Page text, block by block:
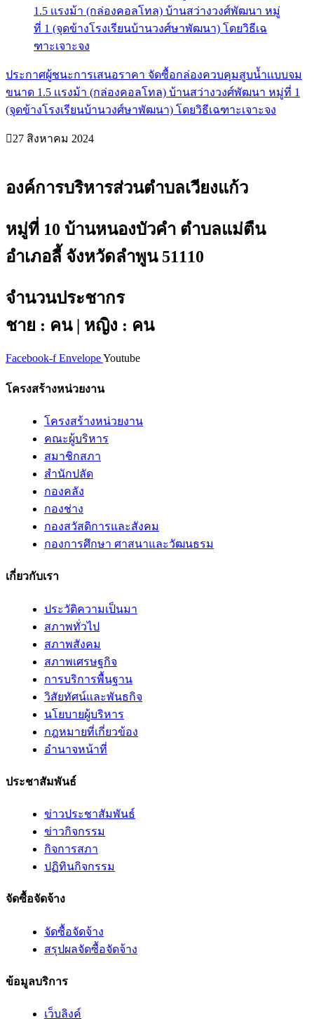
ประกาศผู้ชนะการเสนอราคา จัดซื้อกล่องควบคุมสูบน้ำเเบบจม
ขนาด 1.5 เเรงม้า (กล่องคอลโทล) บ้านสว่างวงศ์พัฒนา หมู่ที่ 1
(จุดข้างโรงเรียนบ้านวงศ์ษาพัฒนา) โดยวิธีเฉฑาะเจาะจง
27 สิงหาคม 2024
องค์การบริหารส่วนตำบลเวียงแก้ว
หมู่ที่ 10 บ้านหนองบัวคำ ตำบลแม่ตืน
อำเภอลี้ จังหวัดลำพูน 51110
จำนวนประชากร
ชาย : คน | หญิง : คน
Facebook-f EnvelopeYoutube
โครงสร้างหน่วยงาน
โครงสร้างหน่วยงาน
คณะผู้บริหาร
สมาชิกสภา
สำนักปลัด
กองคลัง
กองช่าง
กองสวัสดิการและสังคม
กองการศึกษา ศาสนาและวัฒนธรม
เกี่ยวกับเรา
ประวัติความเป็นมา
สภาพทั่วไป
สภาพสังคม
สภาพเศรษฐกิจ
การบริการพื้นฐาน
วิสัยทัศน์และพันธกิจ
นโยบายผู้บริหาร
กฎหมายที่เกี่ยวข้อง
อํานาจหน้าที่
ประชาสัมพันธ์
ข่าวประชาสัมพันธ์
ข่าวกิจกรรม
กิจการสภา
ปฏิทินกิจกรรม
จัดซื้อจัดจ้าง
จัดซื้อจัดจ้าง
สรุปผลจัดซื้อจัดจ้าง
ข้อมูลบริการ
เว็บลิงค์